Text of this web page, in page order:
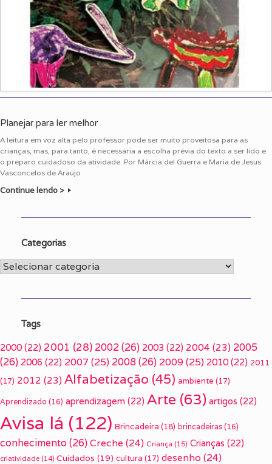
Planejar para ler melhor
A leitura em voz alta pelo professor pode ser muito proveitosa para as
crianças, mas, para tanto, é necessária a escolha prévia do texto a ser lido e
o preparo cuidadoso da atividade. Por Márcia del Guerra e Maria de Jesus
Vasconcelos de Araújo
Continue lendo >
Categorias
Categorias
Tags
2000 (22) 2001 (28) 2002(26) 2003 (22) 2004 (23) 2005
(26) 2006 (22) 2007 (25) 2008(26) 2009(25) 2010 (22) 2011
(17) 2012 (23) Alfabetização (45) ambiente (17)
Aprendizado (16) aprendizagem (22) Arte (63) artigos (22)
Avisa lá (122) Brincadeira (18) brincadeiras (16)
conhecimento(26) Creche (24) Criança (15) Crianças (22)
criatividade (14) Cuidados (19) cultura (17) desenho (24)